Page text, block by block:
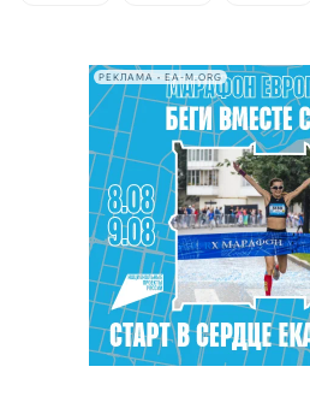
РЕКЛАМА • EA-M.ORG